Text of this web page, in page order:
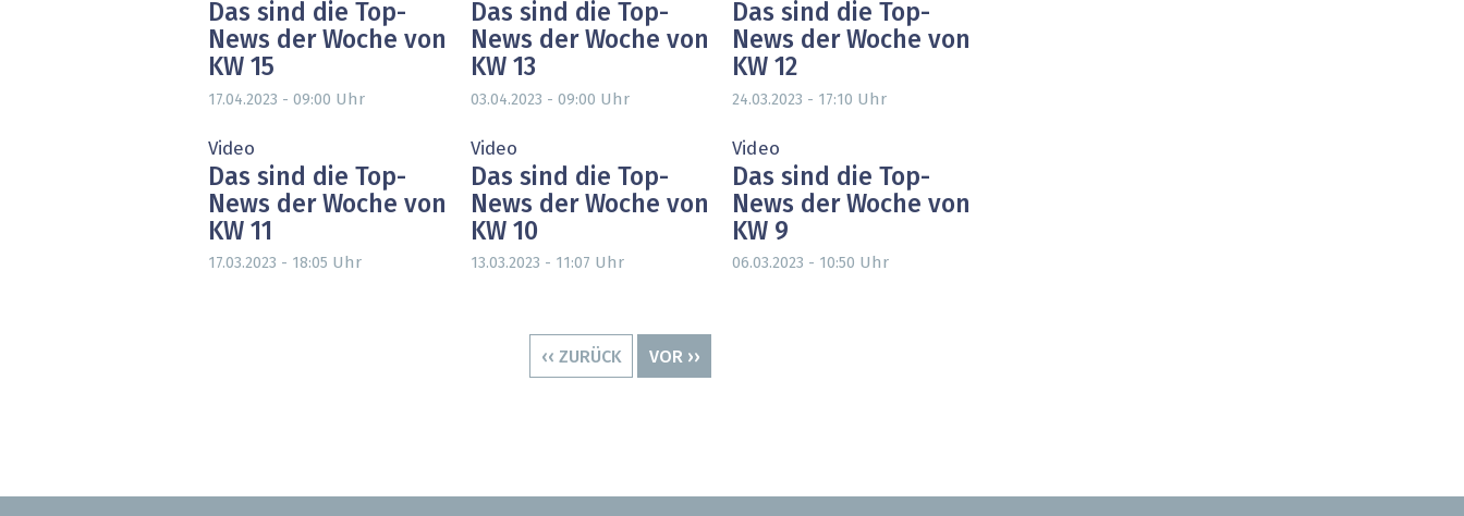
Das sind die Top-
News der Woche von
KW 15
17.04.2023 - 09:00 Uhr
Das sind die Top-
News der Woche von
KW 13
03.04.2023 - 09:00 Uhr
Das sind die Top-
News der Woche von
KW 12
24.03.2023 - 17:10 Uhr
Video
Das sind die Top-
News der Woche von
KW 11
17.03.2023 - 18:05 Uhr
Video
Das sind die Top-
News der Woche von
KW 10
13.03.2023 - 11:07 Uhr
Video
Das sind die Top-
News der Woche von
KW 9
06.03.2023 - 10:50 Uhr
VORHERIGE
‹‹ ZURÜCK
NÄCHSTE
VOR ››